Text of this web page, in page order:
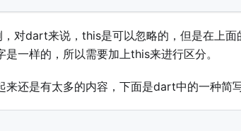
对dart来说，this是可以忽略的，但是在上面
一样的，所以需要加上this来进行区分。
还是有太多的内容，下面是dart中的一种简